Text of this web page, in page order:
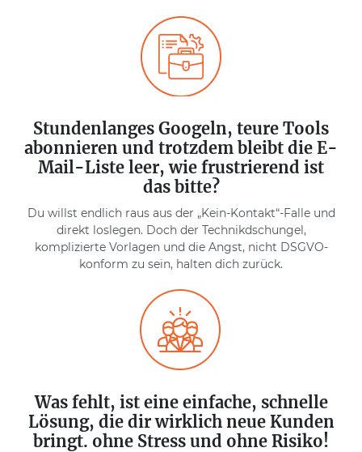
Stundenlanges Googeln, teure Tools
abonnieren und trotzdem bleibt die E-
Mail-Liste leer, wie frustrierend ist
das bitte?
Du willst endlich raus aus der „Kein-Kontakt“-Falle und
direkt loslegen. Doch der Technikdschungel,
komplizierte Vorlagen und die Angst, nicht DSGVO-
konform zu sein, halten dich zurück.
Was fehlt, ist eine einfache, schnelle
Lösung, die dir wirklich neue Kunden
bringt. ohne Stress und ohne Risiko!